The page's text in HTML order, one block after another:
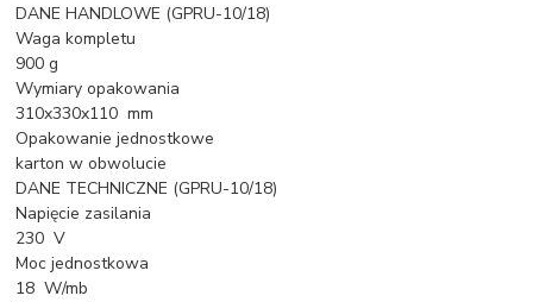
DANE HANDLOWE (GPRU-10/18)
Waga kompletu
900 g
Wymiary opakowania
310x330x110 mm
Opakowanie jednostkowe
karton w obwolucie
DANE TECHNICZNE (GPRU-10/18)
Napięcie zasilania
230 V
Moc jednostkowa
18 W/mb